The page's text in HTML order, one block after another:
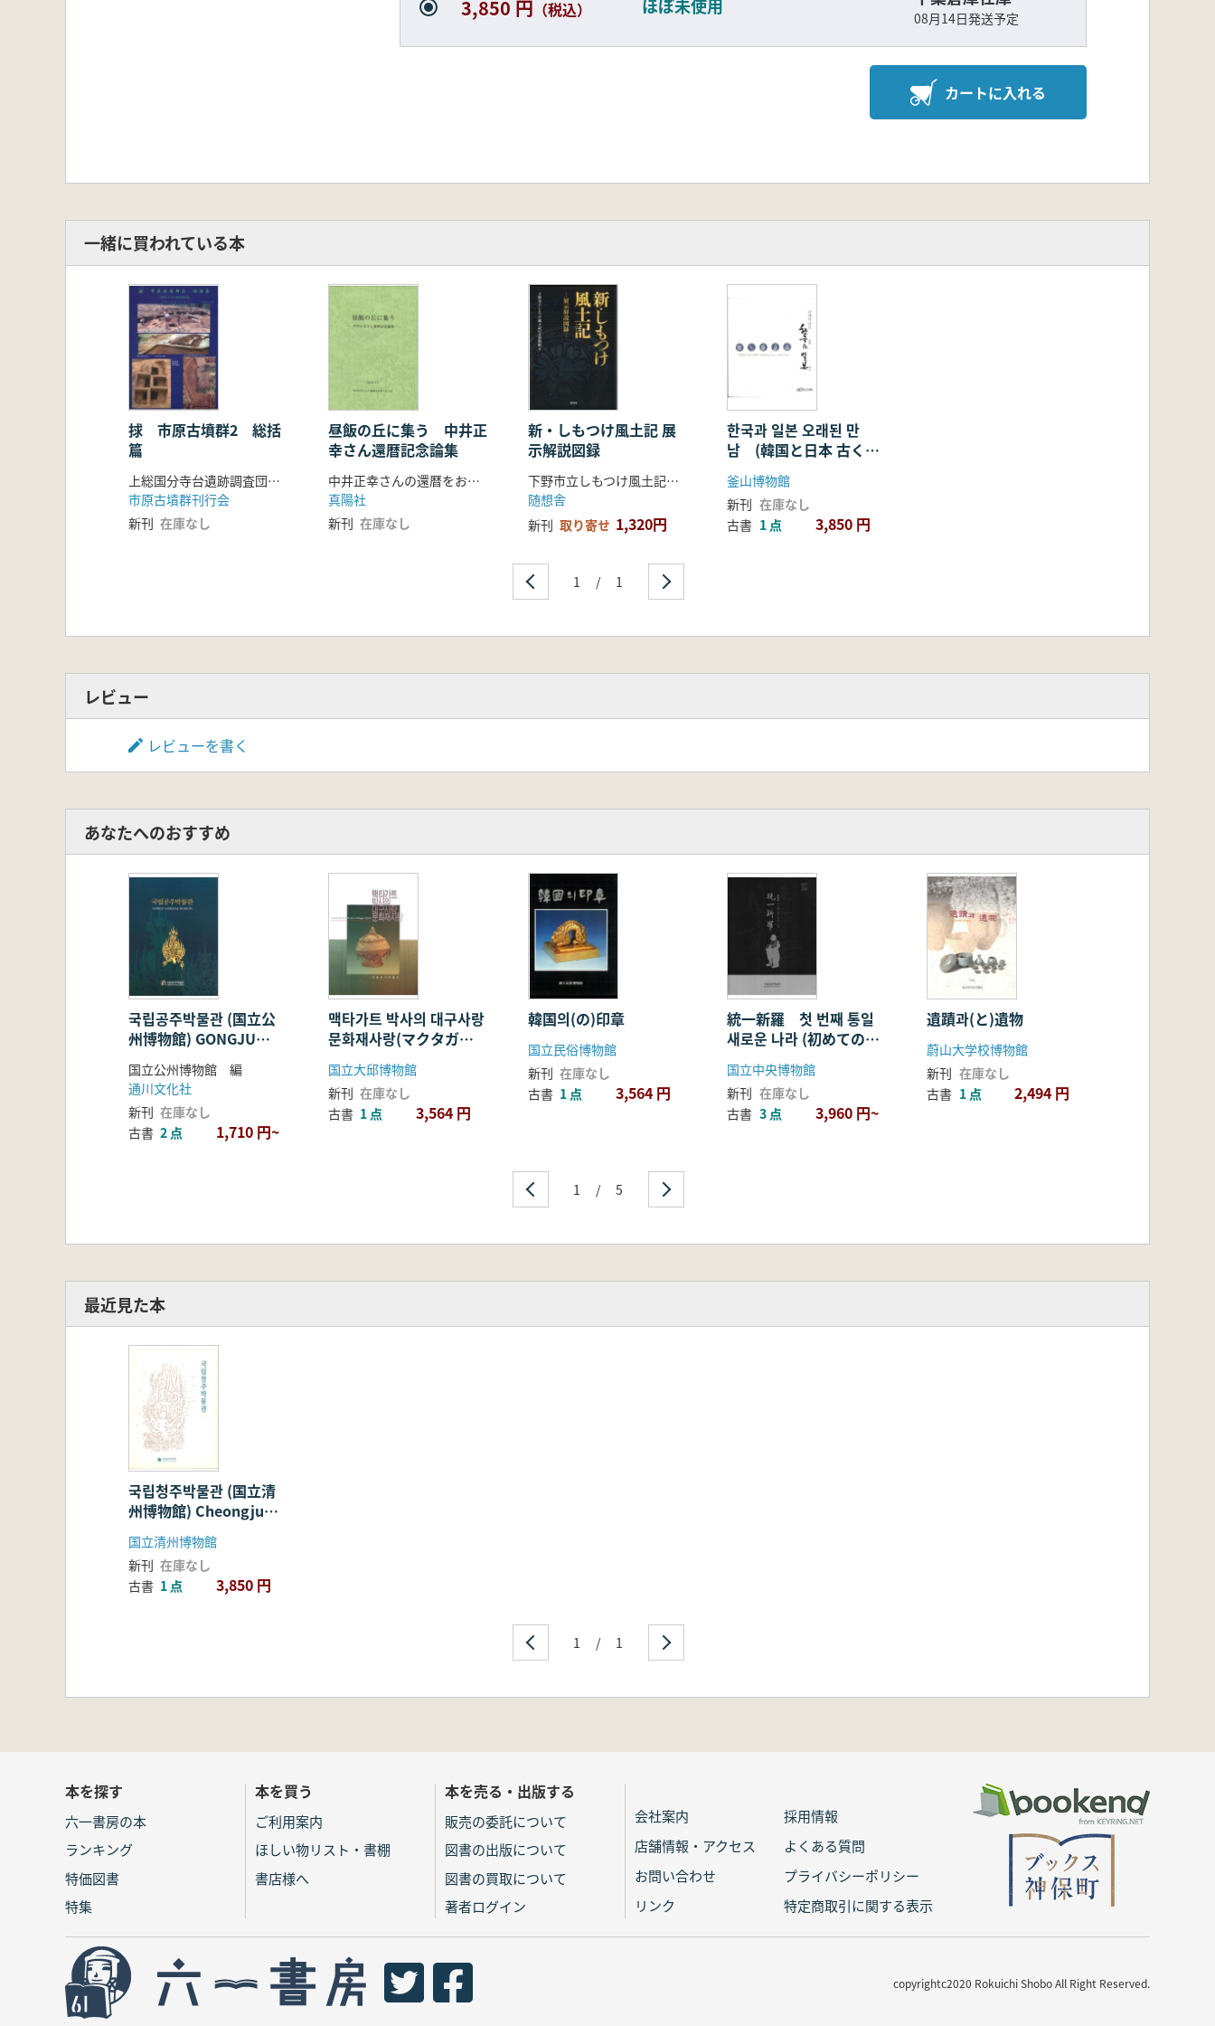
3,850 円 （税込） ほぼ未使用
08月14日発送予定
カートに入れる
一緒に買われている本
捄 市原古墳群2 総括
篇
上総国分寺台遺跡調査団 編
市原古墳群刊行会
新刊 在庫なし
昼飯の丘に集う 中井正
幸さん還暦記念論集
中井正幸さんの還暦をお祝いする会 編
真陽社
新刊 在庫なし
新・しもつけ風土記 展
示解説図録
下野市立しもつけ風土記の丘資料館 編
随想舎
新刊 取り寄せ 1,320円
한국과 일본 오래된 만
남 (韓国と日本 古くか
らの交わり)
釜山博物館
新刊 在庫なし
古書 1 点 3,850 円
1 / 1
レビュー
レビューを書く
あなたへのおすすめ
국립공주박물관 (国立公
州博物館) GONGJU
NATIONAL MUSEUM
国立公州博物館 編
通川文化社
新刊 在庫なし
古書 2 点 1,710 円~
맥타가트 박사의 대구사랑
문화재사랑(マクタガー
ト博士の 大邱の愛 文
化財の愛)
国立大邱博物館
新刊 在庫なし
古書 1 点 3,564 円
韓国의(の)印章
国立民俗博物館
新刊 在庫なし
古書 1 点 3,564 円
統一新羅 첫 번째 통일
새로운 나라 (初めての統
一、新しい国)
国立中央博物館
新刊 在庫なし
古書 3 点 3,960 円~
遺蹟과(と)遺物
蔚山大学校博物館
新刊 在庫なし
古書 1 点 2,494 円
1 / 5
最近見た本
국립청주박물관 (国立清
州博物館) Cheongju
National Museum
国立清州博物館
新刊 在庫なし
古書 1 点 3,850 円
1 / 1
本を探す
六一書房の本
ランキング
特価図書
特集
本を買う
ご利用案内
ほしい物リスト・書棚
書店様へ
本を売る・出版する
販売の委託について
図書の出版について
図書の買取について
著者ログイン
会社案内
採用情報
店舗情報・アクセス
よくある質問
お問い合わせ
プライバシーポリシー
リンク
特定商取引に関する表示
copyrightc2020 Rokuichi Shobo All Right Reserved.